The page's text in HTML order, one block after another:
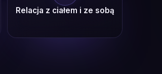
Relacja z ciałem i ze sobą